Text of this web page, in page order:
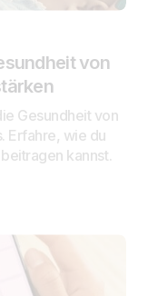
von
Gesundheit von
Erfahre, wie du
kannst.